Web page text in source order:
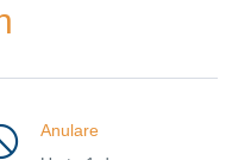
Anulare